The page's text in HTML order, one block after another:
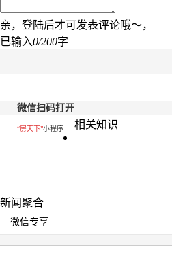
亲，登陆后才可发表评论哦～，
已输入0/200字
微信扫码打开
“房天下”小程序 相关知识
新闻聚合
微信专享